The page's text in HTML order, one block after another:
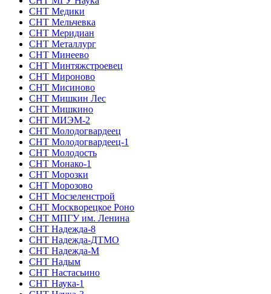
СНТ Медики
СНТ Мельчевка
СНТ Меридиан
СНТ Металлург
СНТ Минеево
СНТ Минтяжстроевец
СНТ Мироново
СНТ Мисиново
СНТ Мишкин Лес
СНТ Мишкино
СНТ МИЭМ-2
СНТ Молодогвардеец
СНТ Молодогвардеец-1
СНТ Молодость
СНТ Монако-1
СНТ Морозки
СНТ Морозово
СНТ Мосзеленстрой
СНТ Москворецкое Роно
СНТ МПГУ им. Ленина
СНТ Надежда-8
СНТ Надежда-ДТМО
СНТ Надежда-М
СНТ Надым
СНТ Настасьино
СНТ Наука-1